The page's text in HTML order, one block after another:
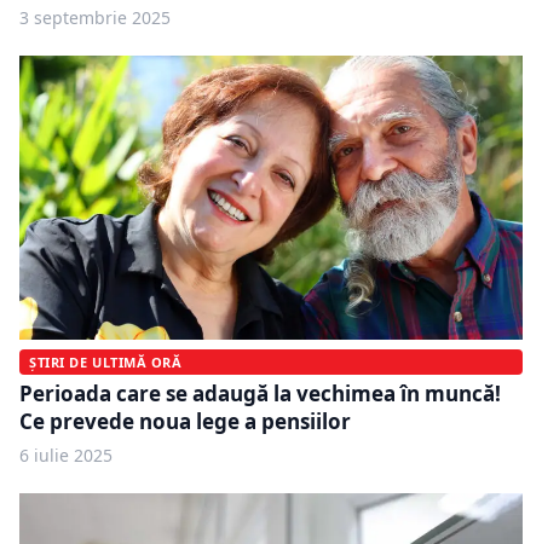
3 septembrie 2025
ȘTIRI DE ULTIMĂ ORĂ
Perioada care se adaugă la vechimea în muncă!
Ce prevede noua lege a pensiilor
6 iulie 2025